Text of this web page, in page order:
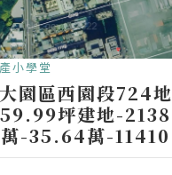
小學堂
大園區西園段724地
59.99坪建地-2138
萬-35.64萬-11410